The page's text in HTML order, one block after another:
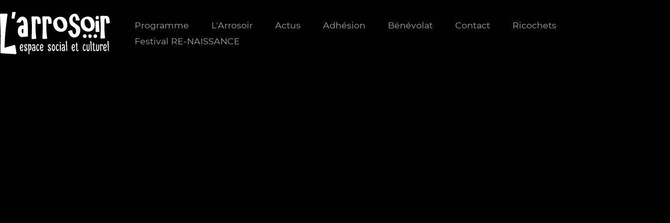
Programme L'Arrosoir Actus Adhésion Bénévolat Contact
Ricochets
Festival RE-NAISSANCE